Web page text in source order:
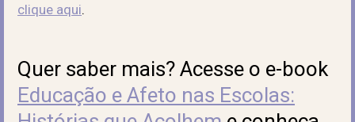
clique aqui.
Quer saber mais? Acesse o e-book
Educação e Afeto nas Escolas: